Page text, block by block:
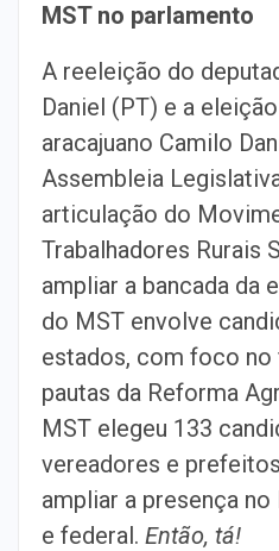
MST no parlamento
A reeleição do
Daniel (PT) e a
aracajuano Camilo
Assembleia
articulação do
Trabalhadores Rurais
ampliar a bancada da
do MST envolve
estados, com foco
pautas da Reforma
MST elegeu 133
vereadores e
ampliar a presença
e federal. Então, tá!